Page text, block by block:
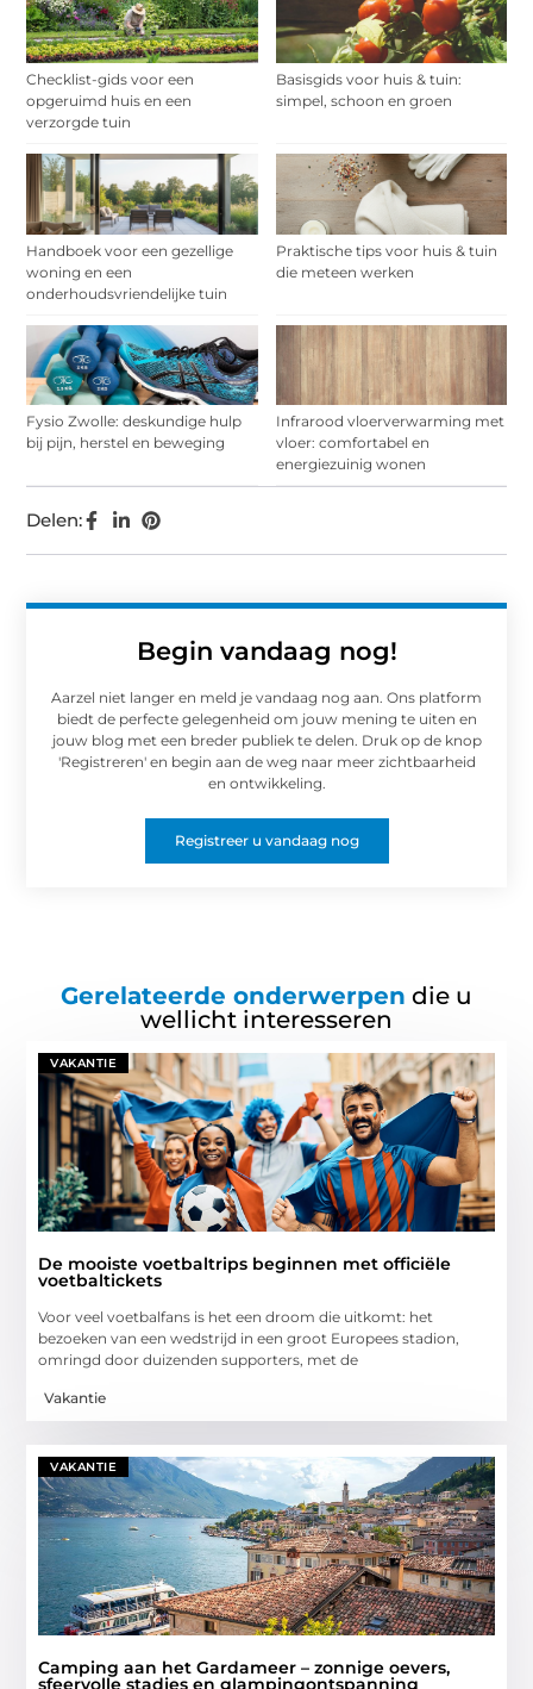
Checklist-gids voor een
opgeruimd huis en een
verzorgde tuin
Basisgids voor huis & tuin:
simpel, schoon en groen
Handboek voor een gezellige
woning en een
onderhoudsvriendelijke tuin
Praktische tips voor huis & tuin
die meteen werken
Fysio Zwolle: deskundige hulp
bij pijn, herstel en beweging
Infrarood vloerverwarming met
vloer: comfortabel en
energiezuinig wonen
Begin vandaag nog!
Aarzel niet langer en meld je vandaag nog aan. Ons platform
biedt de perfecte gelegenheid om jouw mening te uiten en
jouw blog met een breder publiek te delen. Druk op de knop
'Registreren' en begin aan de weg naar meer zichtbaarheid
en ontwikkeling.
Registreer u vandaag nog
Delen:
Gerelateerde onderwerpen die u
wellicht interesseren
VAKANTIE
De mooiste voetbaltrips beginnen met officiële
voetbaltickets
Voor veel voetbalfans is het een droom die uitkomt: het
bezoeken van een wedstrijd in een groot Europees stadion,
omringd door duizenden supporters, met de
Vakantie
VAKANTIE
Camping aan het Gardameer – zonnige oevers,
sfeervolle stadjes en glampingontspanning